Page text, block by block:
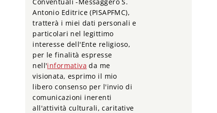
Antonio Editrice (PISAPFMC),
tratterà i miei dati personali e
particolari nel legittimo
interesse dell'Ente religioso,
per le finalità espresse
nell'informativa da me
visionata, esprimo il mio
libero consenso per l'invio di
comunicazioni inerenti
all'attività culturali, caritative